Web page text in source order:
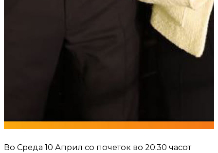
Во Среда 10 Април со почеток во 20:30 часот